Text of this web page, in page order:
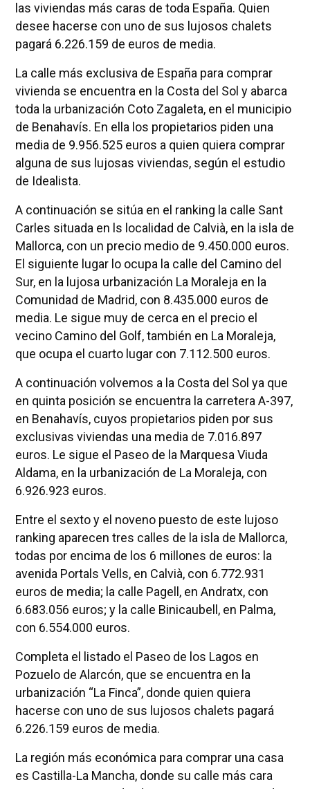
las viviendas más caras de toda España. Quien
desee hacerse con uno de sus lujosos chalets
pagará 6.226.159 de euros de media.
La calle más exclusiva de España para comprar
vivienda se encuentra en la Costa del Sol y abarca
toda la urbanización Coto Zagaleta, en el municipio
de Benahavís. En ella los propietarios piden una
media de 9.956.525 euros a quien quiera comprar
alguna de sus lujosas viviendas, según el estudio
de Idealista.
A continuación se sitúa en el ranking la calle Sant
Carles situada en ls localidad de Calvià, en la isla de
Mallorca, con un precio medio de 9.450.000 euros.
El siguiente lugar lo ocupa la calle del Camino del
Sur, en la lujosa urbanización La Moraleja en la
Comunidad de Madrid, con 8.435.000 euros de
media. Le sigue muy de cerca en el precio el
vecino Camino del Golf, también en La Moraleja,
que ocupa el cuarto lugar con 7.112.500 euros.
A continuación volvemos a la Costa del Sol ya que
en quinta posición se encuentra la carretera A-397,
en Benahavís, cuyos propietarios piden por sus
exclusivas viviendas una media de 7.016.897
euros. Le sigue el Paseo de la Marquesa Viuda
Aldama, en la urbanización de La Moraleja, con
6.926.923 euros.
Entre el sexto y el noveno puesto de este lujoso
ranking aparecen tres calles de la isla de Mallorca,
todas por encima de los 6 millones de euros: la
avenida Portals Vells, en Calvià, con 6.772.931
euros de media; la calle Pagell, en Andratx, con
6.683.056 euros; y la calle Binicaubell, en Palma,
con 6.554.000 euros.
Completa el listado el Paseo de los Lagos en
Pozuelo de Alarcón, que se encuentra en la
urbanización “La Finca”, donde quien quiera
hacerse con uno de sus lujosos chalets pagará
6.226.159 euros de media.
La región más económica para comprar una casa
es Castilla-La Mancha, donde su calle más cara